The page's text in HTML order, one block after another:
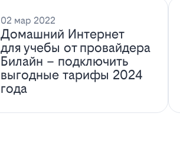
02 мар 2022
Домашний Интернет
для учебы от провайдера
Билайн – подключить
выгодные тарифы 2024
года